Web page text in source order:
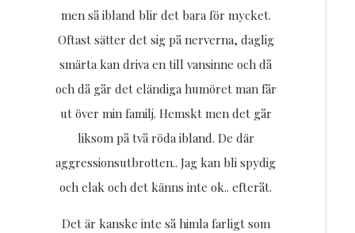
men så ibland blir det bara för mycket.
Oftast sätter det sig på nerverna, daglig
smärta kan driva en till vansinne och då
och då går det eländiga humöret man får
ut över min familj. Hemskt men det går
liksom på två röda ibland. De där
aggressionsutbrotten.. Jag kan bli spydig
och elak och det känns inte ok.. efteråt.
Det är kanske inte så himla farligt som